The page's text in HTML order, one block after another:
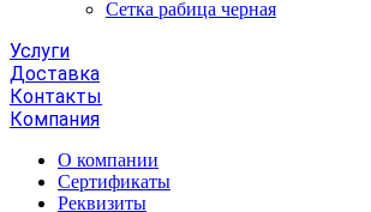
Сетка рабица черная
Услуги
Доставка
Контакты
Компания
О компании
Сертификаты
Реквизиты